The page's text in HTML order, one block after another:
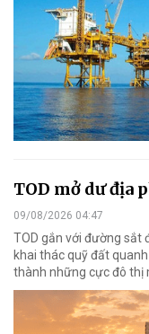
TOD mở dư địa
09/08/2026 04:47
TOD gắn với đường sắt
khai thác quỹ đất
thành những cực đô thị